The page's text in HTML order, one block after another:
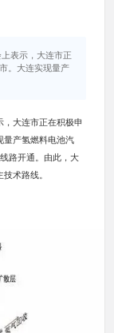
表示，大连市正
。大连实现量产
大连市正在积极申
量产氢燃料电池汽
路开通。由此，大
术路线。